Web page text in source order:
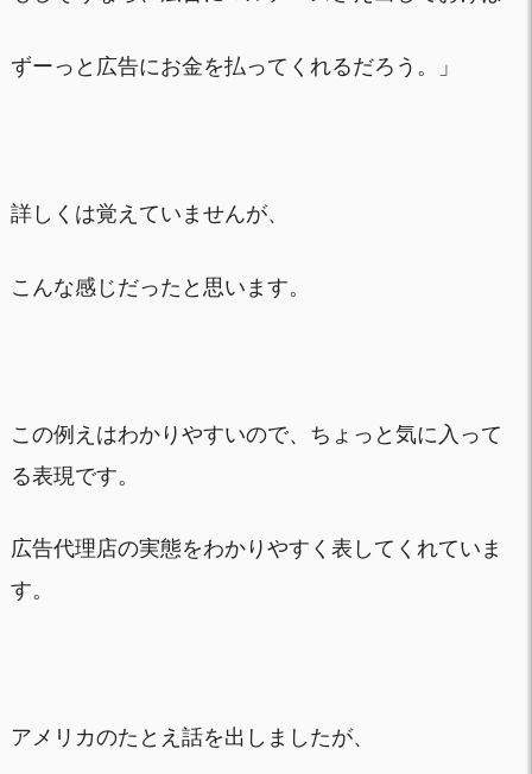
ずーっと広告にお金を払ってくれるだろう。」
詳しくは覚えていませんが、
こんな感じだったと思います。
この例えはわかりやすいので、ちょっと気に入って
る表現です。
広告代理店の実態をわかりやすく表してくれていま
す。
アメリカのたとえ話を出しましたが、